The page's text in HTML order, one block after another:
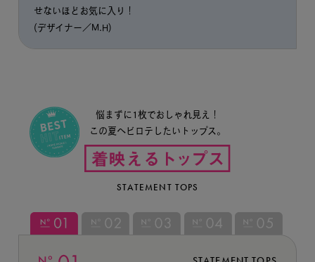
せないほどお気に入り！
(デザイナー／M.H)
悩まずに1枚でおしゃれ見え！
この夏ヘビロテしたいトップス。
STATEMENT TOPS